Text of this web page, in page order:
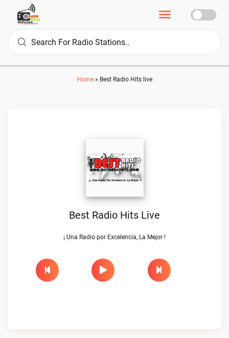
Home » Best Radio Hits live
Best Radio Hits Live
¡ Una Radio por Excelencia, La Mejor !